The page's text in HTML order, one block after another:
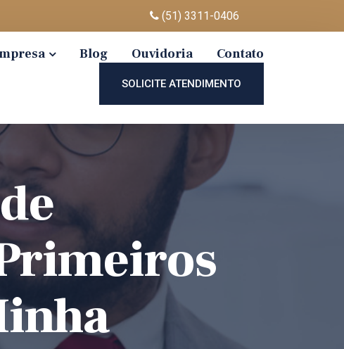
(51) 3311-0406
Blog Ouvidoria Contato
SOLICITE ATENDIMENTO